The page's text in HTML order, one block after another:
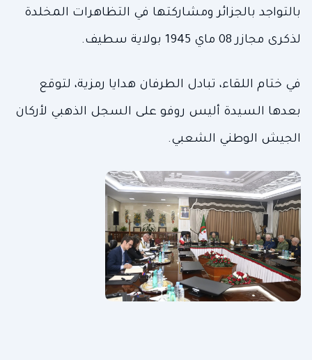
بالتواجد بالجزائر ومشاركتها في التظاهرات المخلدة
لذكرى مجازر 08 ماي 1945 بولاية سطيف.
في ختام اللقاء، تبادل الطرفان هدايا رمزية، لتوقع
بعدها السيدة أليس روفو على السجل الذهبي لأركان
الجيش الوطني الشعبي.